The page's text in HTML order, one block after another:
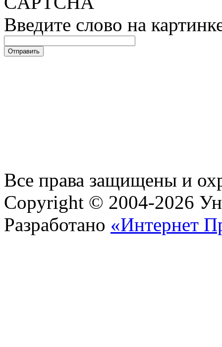
Введите слово на
Все права защищены и
Copyright © 2004-2026
Разработано «Интернет